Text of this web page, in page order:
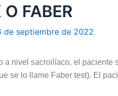
FABER
de septiembre de 2022
nivel sacroilíaco, el
se lo llame Faber test). El